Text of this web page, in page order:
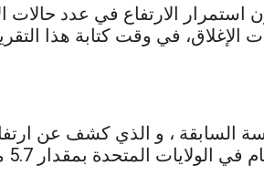
الارتفاع في عدد حالات
في وقت كتابة هذا
السابقة ، و الذي كشف عن